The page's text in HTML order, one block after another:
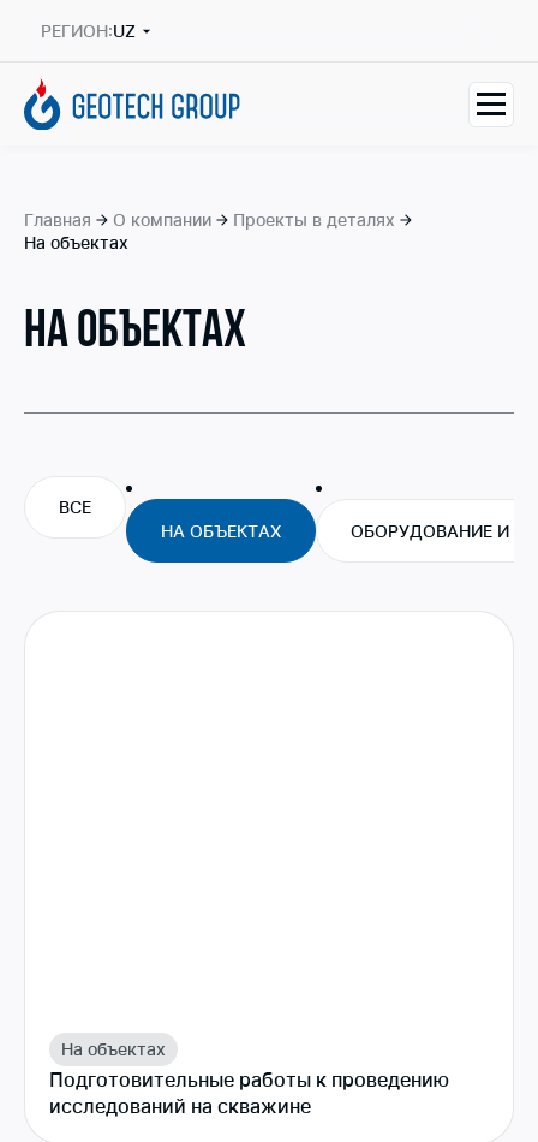
РЕГИОН:UZ
Главная О компании
Проекты в деталях
На объектах
НА ОБЪЕКТАХ
ВСЕ
НА ОБЪЕКТАХ
ОБОРУДОВАНИЕ И
На объектах
Подготовительные работы к проведению
исследований на скважине